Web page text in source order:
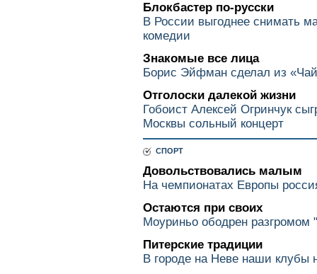
Блокбастер по-русски
В России выгоднее снимать
комедии
Знакомые все лица
Борис Эйфман сделал из
Отголоски далекой жизни
Гобоист Алексей Огринчук
Москвы сольный концерт
СПОРТ
Довольствовались малым
На чемпионатах Европы
Остаются при своих
Моуриньо ободрен разгромом
Питерские традиции
В городе на Неве наши клубы